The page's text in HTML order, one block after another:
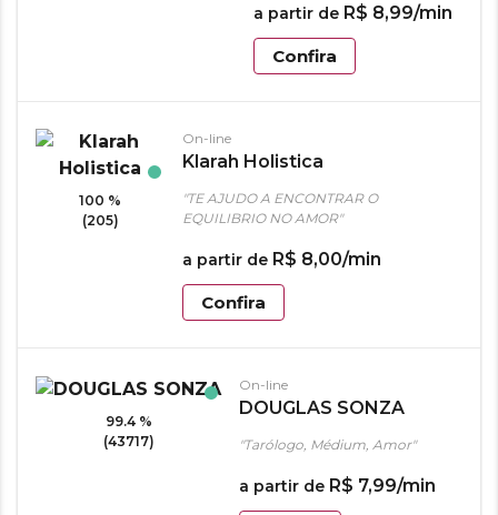
a partir de R$ 8,99/min
Confira
100 %
(205)
On-line
Klarah Holistica
"TE AJUDO A ENCONTRAR O
EQUILIBRIO NO AMOR"
a partir de R$ 8,00/min
Confira
99.4 %
(43717)
On-line
DOUGLAS SONZA
"Tarólogo, Médium, Amor"
a partir de R$ 7,99/min